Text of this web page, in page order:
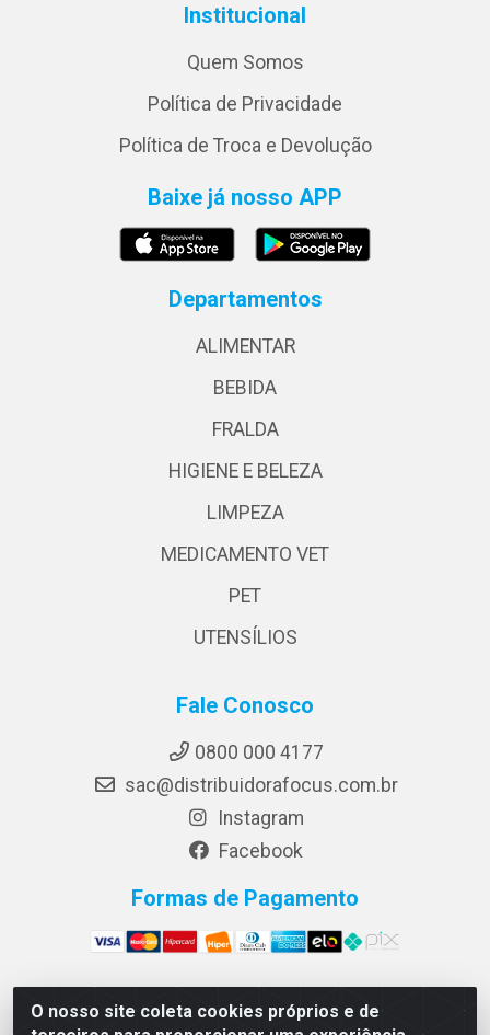
O nosso site coleta cookies próprios e de
Institucional
Quem Somos
Política de Privacidade
Política de Troca e Devolução
Baixe já nosso APP
Departamentos
ALIMENTAR
BEBIDA
FRALDA
HIGIENE E BELEZA
LIMPEZA
MEDICAMENTO VET
PET
UTENSÍLIOS
Fale Conosco
0800 000 4177
sac@distribuidorafocus.com.br
Instagram
Facebook
Formas de Pagamento
Focus Distribuidora LTDA - Rua Republica Eslovaca, 1121